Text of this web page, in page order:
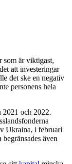
som är viktigast,
att investeringar
det ske en negativ
personens hela
2021 och 2022.
Ukraina, i februari
även